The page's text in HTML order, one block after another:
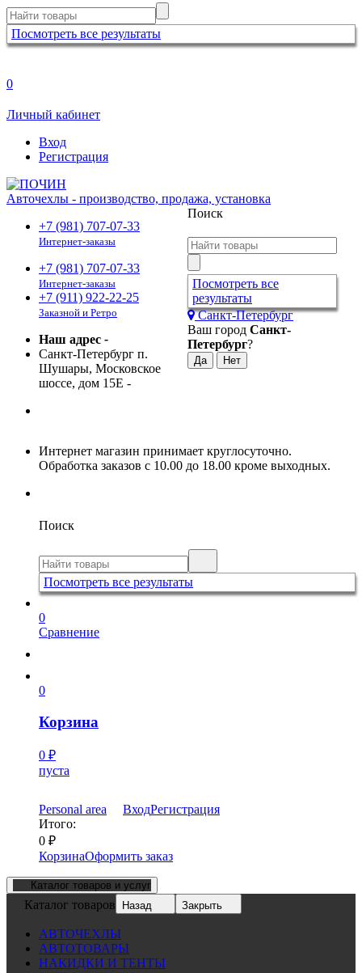
Посмотреть все результаты
0
Личный кабинет
Вход
Регистрация
Авточехлы - производство, продажа, установка
+7 (981) 707-07-33
Интернет-заказы
+7 (981) 707-07-33
Интернет-заказы
+7 (911) 922-22-25
Заказной и Ретро
Наш адрес -
Санкт-Петербург п.
Шушары, Московское
шоссе, дом 15Е -
Поиск
Посмотреть все
результаты
Санкт-Петербург
Ваш город Санкт-
Петербург?
Интернет магазин принимает круглосуточно.
Обработка заказов с 10.00 до 18.00 кроме выходных.
Поиск
Посмотреть все результаты
0
Сравнение
0
Корзина
0 ₽
пуста
Personal area ВходРегистрация
Итого:
0 ₽
КорзинаОформить заказ
Каталог товаров и услуг
Каталог товаров Назад Закрыть
АВТОЧЕХЛЫ
АВТОТОВАРЫ
НАКИДКИ И ТЕНТЫ